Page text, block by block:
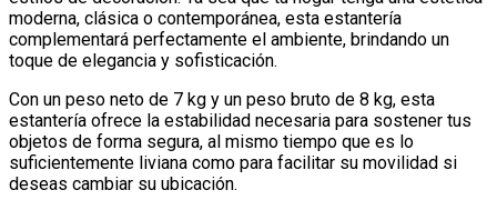
moderna, clásica o contemporánea, esta estantería
complementará perfectamente el ambiente, brindando un
toque de elegancia y sofisticación.
Con un peso neto de 7 kg y un peso bruto de 8 kg, esta
estantería ofrece la estabilidad necesaria para sostener tus
objetos de forma segura, al mismo tiempo que es lo
suficientemente liviana como para facilitar su movilidad si
deseas cambiar su ubicación.